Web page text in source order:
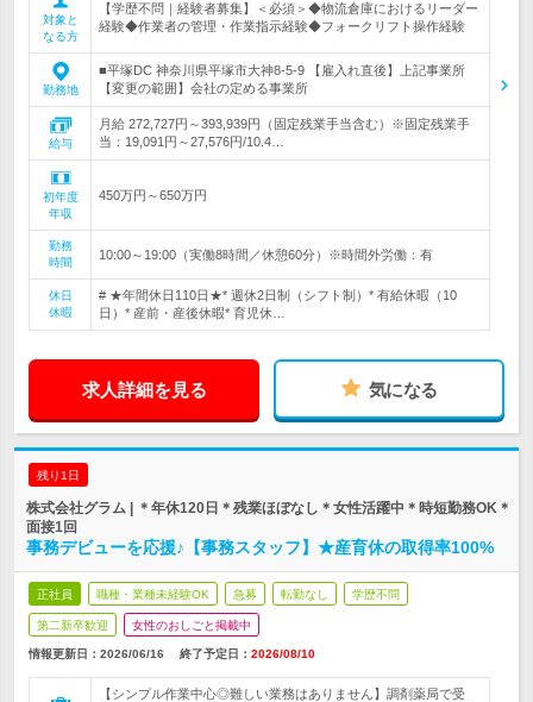
対象と
なる方
【学歴不問｜経験者募集】＜必須＞◆物流倉庫におけるリーダー
経験◆作業者の管理・作業指示経験◆フォークリフト操作経験
勤務地
■平塚DC 神奈川県平塚市大神8‐5‐9 【雇入れ直後】上記事業所
【変更の範囲】会社の定める事業所
給与
月給 272,727円～393,939円（固定残業手当含む）※固定残業手
当：19,091円～27,576円/10.4…
初年度
年収
450万円～650万円
勤務
時間
10:00～19:00（実働8時間／休憩60分）※時間外労働：有
休日
休暇
# ★年間休日110日★* 週休2日制（シフト制）* 有給休暇（10
日）* 産前・産後休暇* 育児休…
求人詳細を見る 気になる
残り1日
株式会社グラム | ＊年休120日＊残業ほぼなし＊女性活躍中＊時短勤務OK＊
面接1回
事務デビューを応援♪【事務スタッフ】★産育休の取得率100%
正社員 職種・業種未経験OK 急募 転勤なし 学歴不問
第二新卒歓迎 女性のおしごと掲載中
情報更新日：2026/06/16 終了予定日： 2026/08/10
【シンプル作業中心◎難しい業務はありません】調剤薬局で受